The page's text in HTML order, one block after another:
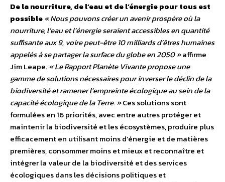
De la nourriture, de l’eau et de l’énergie pour tous est
possible« Nous pouvons créer un avenir prospère où la
nourriture, l’eau et l’énergie seraient accessibles en quantité
suffisante aux 9, voire peut-être 10 milliards d’êtres humaines
appelés à se partager la surface du globe en 2050 »affirme
Jim Leape.« Le Rapport Planète Vivante propose une
gamme de solutions nécessaires pour inverser le déclin de la
biodiversité et ramener l’empreinte écologique au sein de la
capacité écologique de la Terre. »Ces solutions sont
formulées en 16 priorités, avec entre autres protéger et
maintenir la biodiversité et les écosystèmes, produire plus
efficacement en utilisant moins d’énergie et de matières
premières, consommer moins et mieux et reconnaître et
intégrer la valeur de la biodiversité et des services
écologiques dans les décisions politiques et